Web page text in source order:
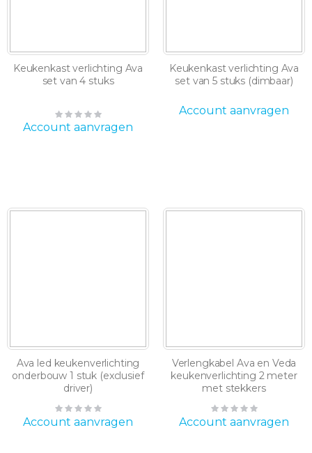
Keukenkast verlichting Ava
set van 4 stuks
Rating:
0%
Account aanvragen
Keukenkast verlichting Ava
set van 5 stuks (dimbaar)
Account aanvragen
Ava led keukenverlichting
onderbouw 1 stuk (exclusief
driver)
Rating:
0%
Account aanvragen
Verlengkabel Ava en Veda
keukenverlichting 2 meter
met stekkers
Rating:
0%
Account aanvragen